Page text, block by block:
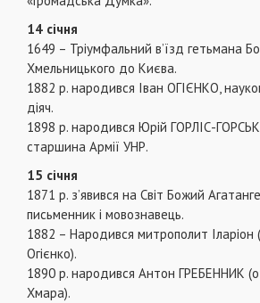
14 січня
1649 – Тріумфальний в’їзд гетьмана
Хмельницького до Києва.
1882 р. народився Іван ОГІЄНКО,
діяч.
1898 р. народився Юрій ГОРЛІС-
старшина Армії УНР.
15 січня
1871 р. з’явився на Світ Божий
письменник і мовознавець.
1882 – Народився митрополит Іларіон
Огієнко).
1890 р. народився Антон ГРЕБЕННИК
Хмара).